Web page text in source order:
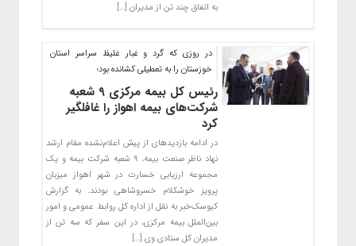
به اتفاق چند تن از مدیران […]
در روزی که گرد و غبار غلیظ سراسر استان
خوزستان را به تعطیلی کشانده بود؛
رئیس کل بیمه مرکزی ۹ شعبه
شرکت‌های بیمه اهواز را غافلگیر
کرد
در ادامه بازدیدهای از پیش اعلام‌نشده مقام ارشد
نهاد ناظر صنعت بیمه، ۹ شعبه شرکت بیمه و یک
مجموعه ارزیابی خسارت در شهر اهواز میزبان
پرویز خوشکلام خسروشاهی بودند. به گزارش
کیوسک‌خبر به نقل از اداره کل روابط عمومی و امور
بین‌الملل بیمه مرکزی، در این سفر که سه تن از
مدیران کل ستادی وی […]